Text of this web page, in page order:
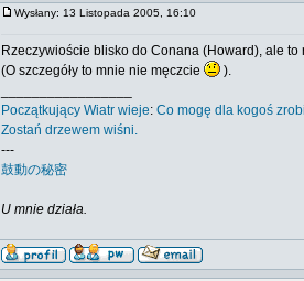
Wysłany: 13 Listopada 2005, 16:10
Rzeczywioście blisko do Conana (Howard), ale
(O szczegóły to mnie nie męczcie
).
Początkujący Wiatr wieje: Co mogę dla kogoś
Zostań drzewem wiśni.
---
鼓動の秘密
U mnie działa.